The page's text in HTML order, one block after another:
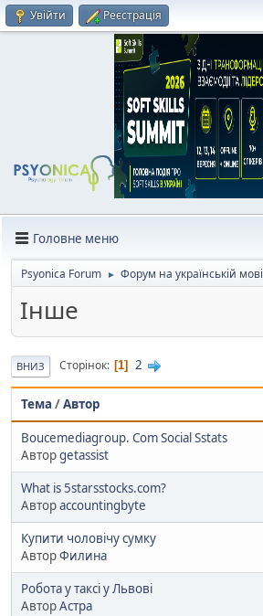
Увійти Реєстрація
Головне меню
Psyonica Forum ► Форум на українській мові
Інше
ВНИЗ Сторінок 1 2
Тема /Автор
Boucemediagroup. Com Social Sstats
Авторgetassist
What is 5starsstocks.com?
Авторaccountingbyte
Купити чоловічу сумку
АвторФилина
Робота у таксі у Львові
АвторАстра